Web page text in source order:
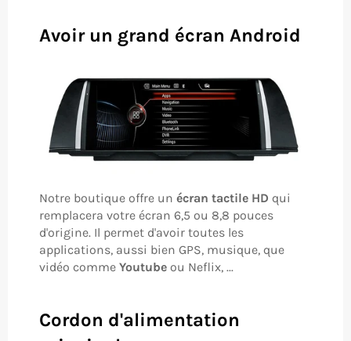
Avoir un grand écran Android
Notre boutique offre un écran tactile HD qui
remplacera votre écran 6,5 ou 8,8 pouces
d'origine. Il permet d'avoir toutes les
applications, aussi bien GPS, musique, que
vidéo comme Youtube ou Neflix, ...
Cordon d'alimentation